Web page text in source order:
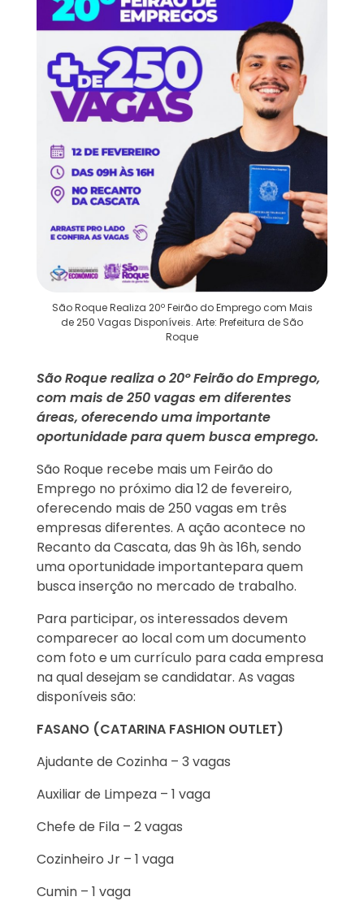
São Roque Realiza 20º Feirão do Emprego com Mais
de 250 Vagas Disponíveis. Arte: Prefeitura de São
Roque
São Roque realiza o 20º Feirão do Emprego,
com mais de 250 vagas em diferentes
áreas, oferecendo uma importante
oportunidade para quem busca emprego.
São Roque recebe mais um Feirão do
Emprego no próximo dia 12 de fevereiro,
oferecendo mais de 250 vagas em três
empresas diferentes. A ação acontece no
Recanto da Cascata, das 9h às 16h, sendo
uma oportunidade importantepara quem
busca inserção no mercado de trabalho.
Para participar, os interessados devem
comparecer ao local com um documento
com foto e um currículo para cada empresa
na qual desejam se candidatar. As vagas
disponíveis são:
FASANO (CATARINA FASHION OUTLET)
Ajudante de Cozinha – 3 vagas
Auxiliar de Limpeza – 1 vaga
Chefe de Fila – 2 vagas
Cozinheiro Jr – 1 vaga
Cumin – 1 vaga